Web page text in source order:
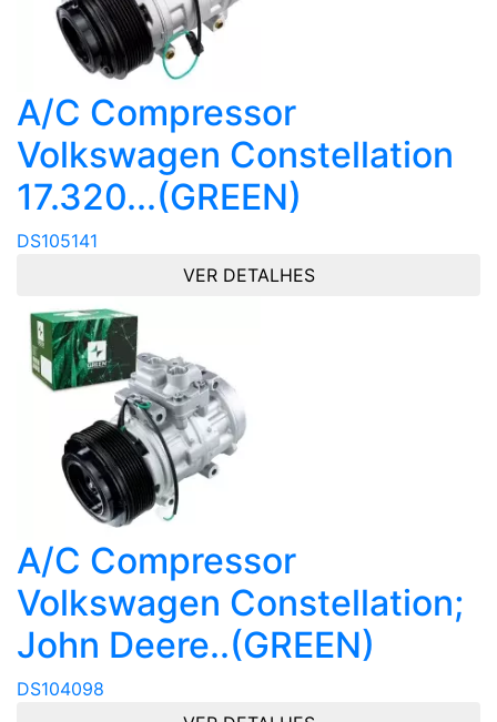
A/C Compressor
Volkswagen Constellation
17.320...(GREEN)
DS105141
VER DETALHES
A/C Compressor
Volkswagen Constellation;
John Deere..(GREEN)
DS104098